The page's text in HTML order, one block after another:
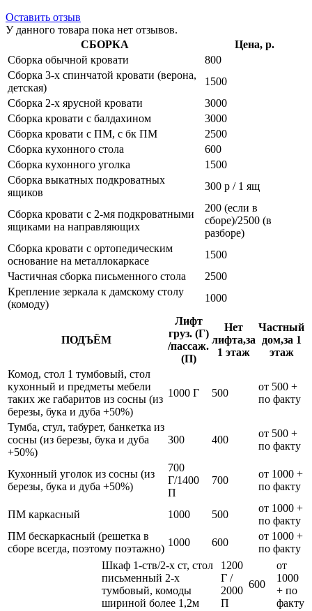
Оставить отзыв
У данного товара пока нет отзывов.
СБОРКА
Цена, р.
Сборка обычной кровати
800
Сборка 3-х спинчатой кровати (верона,
детская)
1500
Сборка 2-х ярусной кровати
3000
Сборка кровати с балдахином
3000
Сборка кровати с ПМ, с бк ПМ
2500
Сборка кухонного стола
600
Сборка кухонного уголка
1500
Сборка выкатных подкроватных
ящиков
300 р / 1 ящ
Сборка кровати с 2-мя подкроватными
ящиками на направляющих
200 (если в
сборе)/2500 (в
разборе)
Сборка кровати с ортопедическим
основание на металлокаркасе
1500
Частичная сборка письменного стола
2500
Крепление зеркала к дамскому столу
(комоду)
1000
ПОДЪЁМ
Лифт
груз. (Г)
/пассаж.
(П)
Нет
лифта,за
1 этаж
Частный
дом,за 1
этаж
Комод, стол 1 тумбовый, стол
кухонный и предметы мебели
таких же габаритов из сосны (из
березы, бука и дуба +50%)
1000 Г 500
от 500 +
по факту
Тумба, стул, табурет, банкетка из
сосны (из березы, бука и дуба
+50%)
300 400
от 500 +
по факту
Кухонный уголок из сосны (из
березы, бука и дуба +50%)
700
Г/1400
П
700
от 1000 +
по факту
ПМ каркасный 1000 500
от 1000 +
по факту
ПМ бескаркасный (решетка в
сборе всегда, поэтому поэтажно)
1000 600
от 1000 +
по факту
Шкаф 1-ств/2-х ст, стол
письменный 2-х
тумбовый, комоды
шириной более 1,2м
1200
Г /
2000
П
600
от
1000
+ по
факту